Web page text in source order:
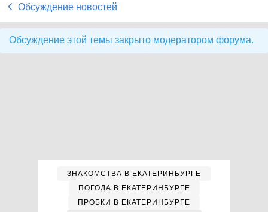
Обсуждение новостей
Обсуждение этой темы закрыто модератором форума.
ЗНАКОМСТВА В ЕКАТЕРИНБУРГЕ
ПОГОДА В ЕКАТЕРИНБУРГЕ
ПРОБКИ В ЕКАТЕРИНБУРГЕ